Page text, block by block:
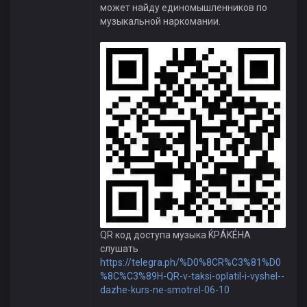
может найду единомышленников по
музыкальной наркомании.
QR код доступа музыка ЌРÁKÉHА
слушать
https://telegra.ph/%D0%8CR%C3%81%D0
%8C%C3%89H-QR-v-taksi-oplatil-i-vyshel--
dazhe-kurs-ne-smotrel-06-10